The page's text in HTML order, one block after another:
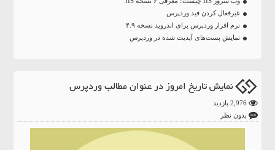
غیرفعال کردن فید وردپرس
نرم افزار وردپرس برای اندروید نسخه ۴.۹
نمایش پست‌های آپدیت شده در وردپرس
نمایش تاریخ امروز در عنوان مطالب وردپرس
2,976 بازدید
بدون نظر